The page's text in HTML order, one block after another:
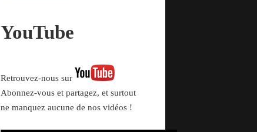
YouTube
Retrouvez-nous sur
Abonnez-vous et partagez, et surtout
ne manquez aucune de nos vidéos !